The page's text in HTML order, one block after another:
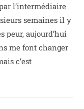
l’intermédiaire
semaines il y
peur, aujourd’hui
me font changer
c’est